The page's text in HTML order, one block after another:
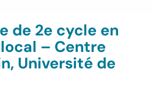
de 2e cycle en
– Centre
Université de